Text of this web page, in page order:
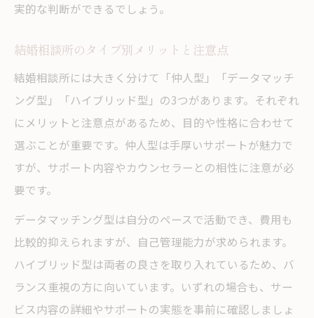
実的な判断ができるでしょう。
結婚相談所のタイプ別メリットと注意点
結婚相談所には大きく分けて「仲人型」「データマッチ
ング型」「ハイブリッド型」の3つがあります。それぞれ
にメリットと注意点があるため、目的や性格に合わせて
選ぶことが重要です。仲人型は手厚いサポートが魅力で
すが、サポート内容やカウンセラーとの相性に注意が必
要です。
データマッチング型は自分のペースで活動でき、費用も
比較的抑えられますが、自己管理能力が求められます。
ハイブリッド型は両者の良さを取り入れているため、バ
ランス重視の方に向いています。いずれの場合も、サー
ビス内容の詳細やサポートの実態を事前に確認しましょ